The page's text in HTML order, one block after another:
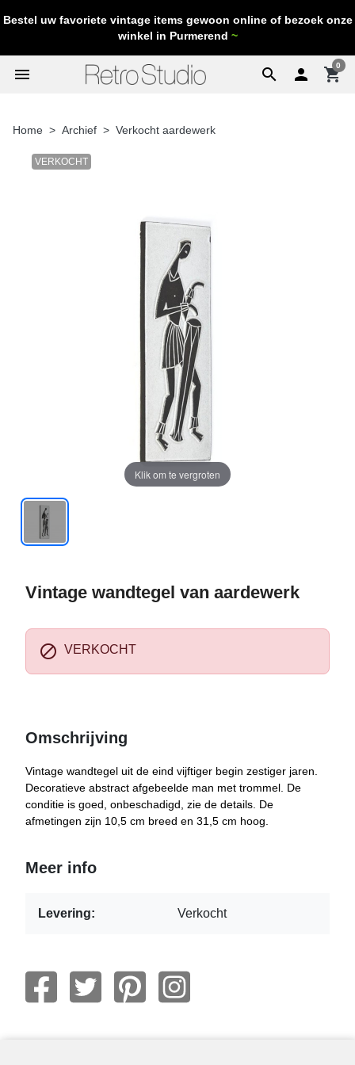
Bestel uw favoriete vintage items gewoon online of bezoek onze
winkel in Purmerend ~
search
menu  shopping_cart
0
Home Archief Verkocht aardewerk
VERKOCHT
Klik om te vergroten
Vintage wandtegel van aardewerk
 VERKOCHT
Omschrijving
Vintage wandtegel uit de eind vijftiger begin zestiger jaren.
Decoratieve abstract afgebeelde man met trommel. De
conditie is goed, onbeschadigd, zie de details. De
afmetingen zijn 10,5 cm breed en 31,5 cm hoog.
Meer info
Levering: Verkocht